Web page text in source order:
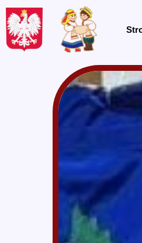
treści